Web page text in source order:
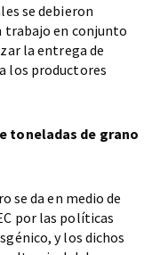
se debieron
en conjunto
la entrega de
los productores
toneladas de grano
se da en medio de
por las políticas
y los dichos